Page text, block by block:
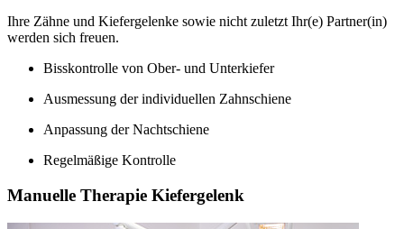
Ihre Zähne und Kiefergelenke sowie nicht zuletzt Ihr(e) Partner(in)
werden sich freuen.
Bisskontrolle von Ober- und Unterkiefer
Ausmessung der individuellen Zahnschiene
Anpassung der Nachtschiene
Regelmäßige Kontrolle
Manuelle Therapie Kiefergelenk